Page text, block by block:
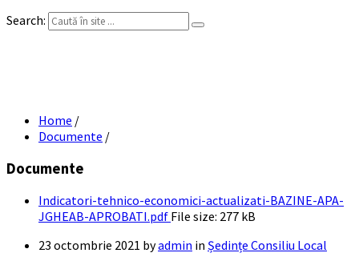
Search:
Home /
Documente /
Documente
Indicatori-tehnico-economici-actualizati-BAZINE-APA-
JGHEAB-APROBATI.pdf File size: 277 kB
23 octombrie 2021 byadmin in Ședințe Consiliu Local